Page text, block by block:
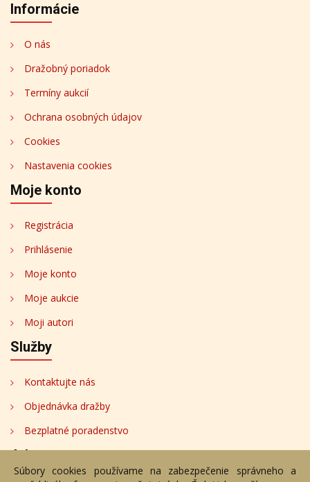
Informácie
O nás
Dražobný poriadok
Termíny aukcií
Ochrana osobných údajov
Cookies
Nastavenia cookies
Moje konto
Registrácia
Prihlásenie
Moje konto
Moje aukcie
Moji autori
Služby
Kontaktujte nás
Objednávka dražby
Bezplatné poradenstvo
Adresa
Súbory cookies používame na zabezpečenie správneho a